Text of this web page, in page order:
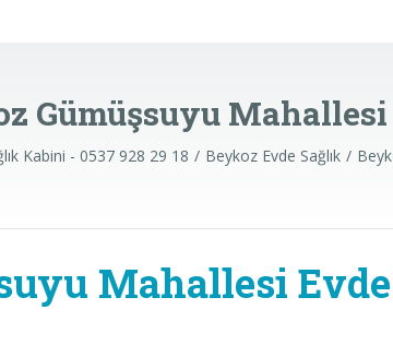
Gümüşsuyu
Kabini - 0537 928 29 18 Beykoz Evde Sağlık
Mahallesi